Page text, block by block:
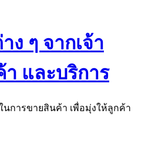
ง ๆ จากเจ้า
และบริการ
การขายสินค้า เพื่อมุ่งให้ลูกค้า